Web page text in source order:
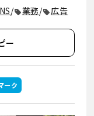
/ 業務/ 広告
ー
ーク